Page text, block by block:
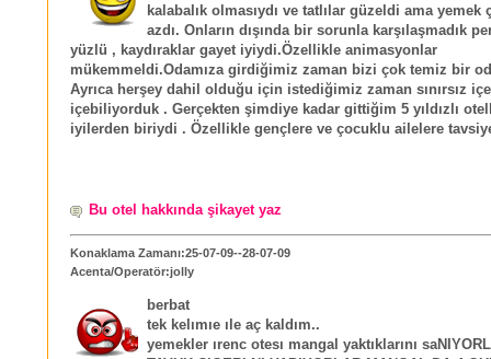
kalabalık olmasıydı ve tatlılar güzeldi ama yemek
azdı. Onların dışında bir sorunla karşılaşmadık
yüzlü , kaydıraklar gayet iyiydi.Özellikle animasyonlar
mükemmeldi.Odamıza girdiğimiz zaman bizi çok temiz bir
Ayrıca herşey dahil olduğu için istediğimiz zaman sınırsız
içebiliyorduk . Gerçekten şimdiye kadar gittiğim 5 yıldızlı
iyilerden biriydi . Özellikle gençlere ve çocuklu ailelere
Bu otel hakkında şikayet yaz
Konaklama Zamanı:25-07-09--28-07-09
Acenta/Operatör:jolly
berbat
tek kelımıe ıle aç kaldım..
yemekler ırenc otesı mangal yaktıklarını